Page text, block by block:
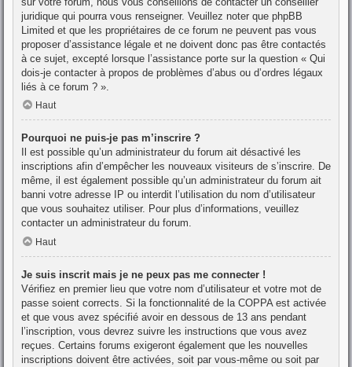
juridique qui pourra vous renseigner. Veuillez noter que phpBB
Limited et que les propriétaires de ce forum ne peuvent pas vous
proposer d’assistance légale et ne doivent donc pas être contactés
à ce sujet, excepté lorsque l’assistance porte sur la question « Qui
dois-je contacter à propos de problèmes d’abus ou d’ordres légaux
liés à ce forum ? ».
Haut
Pourquoi ne puis-je pas m’inscrire ?
Il est possible qu’un administrateur du forum ait désactivé les
inscriptions afin d’empêcher les nouveaux visiteurs de s’inscrire. De
même, il est également possible qu’un administrateur du forum ait
banni votre adresse IP ou interdit l’utilisation du nom d’utilisateur
que vous souhaitez utiliser. Pour plus d’informations, veuillez
contacter un administrateur du forum.
Haut
Je suis inscrit mais je ne peux pas me connecter !
Vérifiez en premier lieu que votre nom d’utilisateur et votre mot de
passe soient corrects. Si la fonctionnalité de la COPPA est activée
et que vous avez spécifié avoir en dessous de 13 ans pendant
l’inscription, vous devrez suivre les instructions que vous avez
reçues. Certains forums exigeront également que les nouvelles
inscriptions doivent être activées, soit par vous-même ou soit par